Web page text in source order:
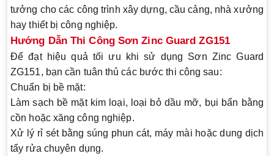
tưởng cho các công trình xây dựng, cầu cảng, nhà xưởng
hay thiết bị công nghiệp.
Hướng Dẫn Thi Công Sơn Zinc Guard ZG151
Để đạt hiệu quả tối ưu khi sử dụng Sơn Zinc Guard
ZG151, bạn cần tuân thủ các bước thi công sau:
Chuẩn bị bề mặt:
Làm sạch bề mặt kim loại, loại bỏ dầu mỡ, bụi bẩn bằng
cồn hoặc xăng công nghiệp.
Xử lý rỉ sét bằng súng phun cát, máy mài hoặc dung dịch
tẩy rửa chuyên dụng.